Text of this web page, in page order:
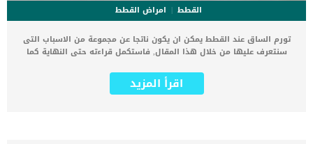
القطط
امراض القطط
تورم الساق عند القطط يمكن ان يكون ناتجا عن مجموعة من الاسباب التى
سنتعرف عليها من خلال هذا المقال, فاستكمل قراءته حتى النهاية كما
اكبر قد يكون ظاهري او غير ظاهرى. فى كثير من الاحيان يصاحب هذا
التورم ألما وفى بعض الاحيان لا يصاحبه اى علامات اخرى. يمكنك تحديد
اقرأ المزيد